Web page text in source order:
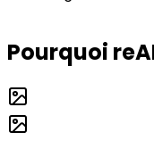
Pourquoi